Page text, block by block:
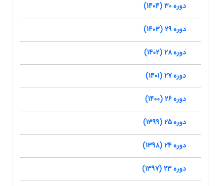
دوره 30 (1404)
دوره 29 (1403)
دوره 28 (1402)
دوره 27 (1401)
دوره 26 (1400)
دوره 25 (1399)
دوره 24 (1398)
دوره 23 (1397)